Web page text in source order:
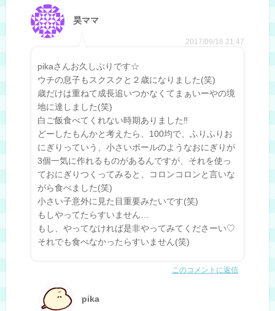
昊ママ
2017/09/18 21:47
pikaさんお久しぶりです☆
ウチの息子もスクスクと２歳になりました(笑)
歳だけは重ねて成長追いつかなくてまぁいーやの境
地に達しました(笑)
白ご飯食べてくれない時期ありました‼︎
どーしたもんかと考えたら、100均で、ふりふりお
にぎりっていう、小さいボールのようなおにぎりが
3個一気に作れるものがあるんですが、それを使っ
ておにぎりつくってみると、コロンコロンと言いな
がら食べました(笑)
小さい子意外に見た目重要みたいです(笑)
もしやってたらすいません…
もし、やってなければ是非やってみてくださーい♡
それでも食べなかったらすいません(笑)
このコメントに返信
pika